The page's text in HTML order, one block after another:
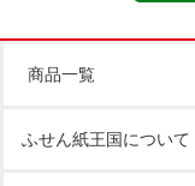
商品一覧
ふせん紙王国について